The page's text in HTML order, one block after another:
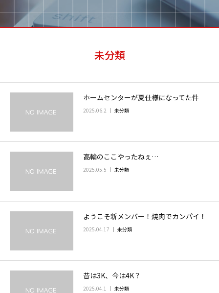
未分類
ホームセンターが夏仕様になってた件
2025.06.2 未分類
高輪のここやったねぇ…
2025.05.5 未分類
ようこそ新メンバー！焼肉でカンパイ！
2025.04.17 未分類
昔は3K、今は4K？
2025.04.1 未分類
求人情報